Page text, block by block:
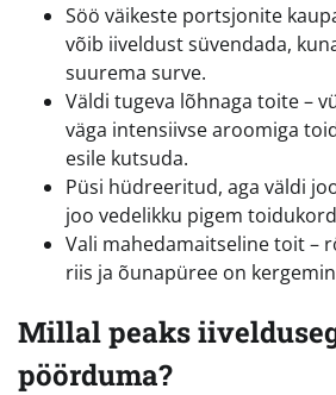
Söö väikeste portsjonite
võib iiveldust süvendada,
suurema surve.
Väldi tugeva lõhnaga toite –
väga intensiivse aroomiga
esile kutsuda.
Püsi hüdreeritud, aga väldi
joo vedelikku pigem
Vali mahedamaitseline toit –
riis ja õunapüree on
Millal peaks
pöörduma?